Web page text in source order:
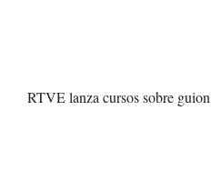
RTVE lanza cursos sobre